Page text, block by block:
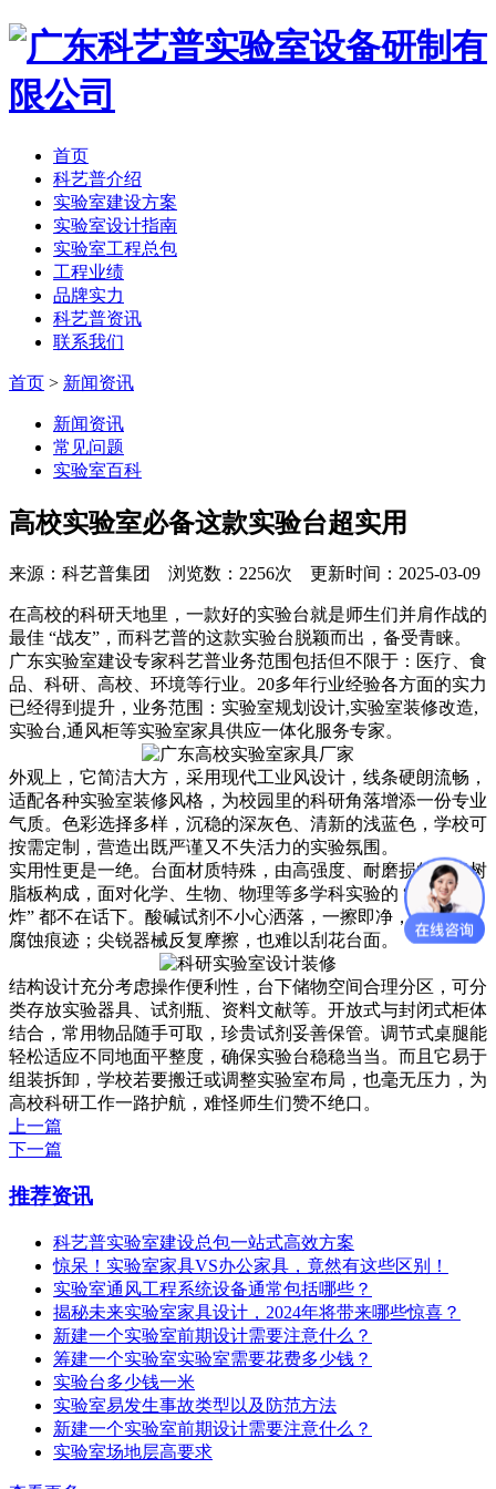
首页
科艺普介绍
实验室建设方案
实验室设计指南
实验室工程总包
工程业绩
品牌实力
科艺普资讯
联系我们
首页 > 新闻资讯
新闻资讯
常见问题
实验室百科
高校实验室必备这款实验台超实用
来源：科艺普集团 浏览数：2256次 更新时间：2025-03-09
在高校的科研天地里，一款好的实验台就是师生们并肩作战的
最佳 “战友”，而科艺普的这款实验台脱颖而出，备受青睐。
广东实验室建设专家科艺普业务范围包括但不限于：医疗、食
品、科研、高校、环境等行业。20多年行业经验各方面的实力
已经得到提升，业务范围：实验室规划设计,实验室装修改造,
实验台,通风柜等实验室家具供应一体化服务专家。
外观上，它简洁大方，采用现代工业风设计，线条硬朗流畅，
适配各种实验室装修风格，为校园里的科研角落增添一份专业
气质。色彩选择多样，沉稳的深灰色、清新的浅蓝色，学校可
按需定制，营造出既严谨又不失活力的实验氛围。
实用性更是一绝。台面材质特殊，由高强度、耐磨损的环氧树
脂板构成，面对化学、生物、物理等多学科实验的 “轮番轰
炸” 都不在话下。酸碱试剂不小心洒落，一擦即净，不会留下
腐蚀痕迹；尖锐器械反复摩擦，也难以刮花台面。
结构设计充分考虑操作便利性，台下储物空间合理分区，可分
类存放实验器具、试剂瓶、资料文献等。开放式与封闭式柜体
结合，常用物品随手可取，珍贵试剂妥善保管。调节式桌腿能
轻松适应不同地面平整度，确保实验台稳稳当当。而且它易于
组装拆卸，学校若要搬迁或调整实验室布局，也毫无压力，为
高校科研工作一路护航，难怪师生们赞不绝口。
上一篇
下一篇
推荐资讯
科艺普实验室建设总包一站式高效方案
惊呆！实验室家具VS办公家具，竟然有这些区别！
实验室通风工程系统设备通常包括哪些？
揭秘未来实验室家具设计，2024年将带来哪些惊喜？
新建一个实验室前期设计需要注意什么？
筹建一个实验室实验室需要花费多少钱？
实验台多少钱一米
实验室易发生事故类型以及防范方法
新建一个实验室前期设计需要注意什么？
实验室场地层高要求